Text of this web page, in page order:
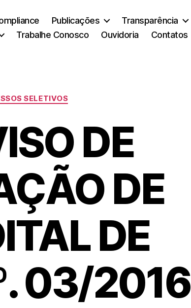
Publicações
Transparência
Trabalhe Conosco Ouvidoria Contatos
SELETIVOS
DE
DE
DE
03/2016